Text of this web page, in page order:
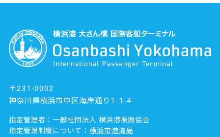
〒231-0002
神奈川県横浜市中区海岸通り1-1-4
指定管理者：一般社団法人 横浜港振興協会
指定管理制度について： 横浜市港湾局